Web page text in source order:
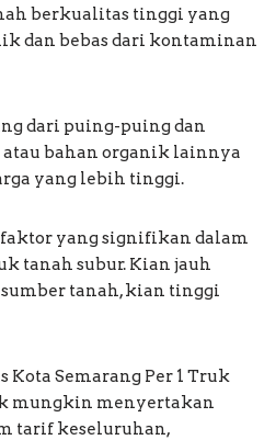
berkualitas tinggi yang
dan bebas dari kontaminan
dari puing-puing dan
bahan organik lainnya
yang lebih tinggi.
yang signifikan dalam
tanah subur. Kian jauh
tanah, kian tinggi
Kota Semarang Per 1 Truk
mungkin menyertakan
tarif keseluruhan,